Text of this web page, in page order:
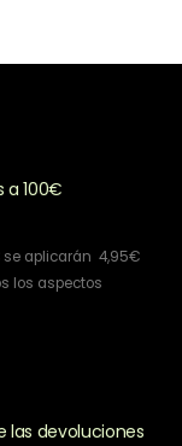
a 100€
se aplicarán 4,95€
los aspectos
las devoluciones